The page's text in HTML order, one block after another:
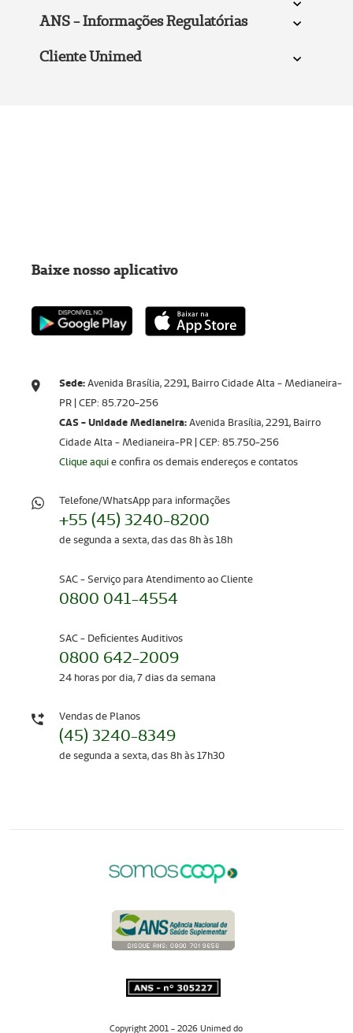
ANS - Informações Regulatórias
Cliente Unimed
Sede:Avenida Brasília, 2291, Bairro Cidade Alta - Medianeira-
PR | CEP: 85.720-256​​​​​​​
CAS - Unidade Medianeira:Avenida Brasília, 2291, Bairro
Cidade Alta - Medianeira-PR | CEP: 85.750-256
Clique aquie confira os demais endereços e contatos
Telefone/WhatsApp para informações
+55 (45) 3240-8200
de segunda a sexta, das das 8h às 18h
SAC - Serviço para Atendimento ao Cliente
0800 041-4554
SAC - Deficientes Auditivos
0800 642-2009
24 horas por dia, 7 dias da semana
Vendas de Planos
(45) 3240-8349
de segunda a sexta, das 8h às 17h30
Baixe nosso aplicativo
Copyright 2001 - 2026 Unimed do